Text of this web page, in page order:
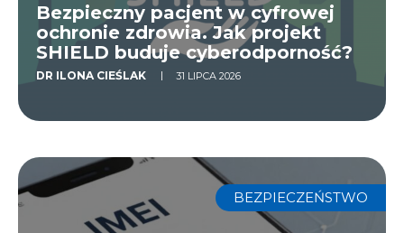
Bezpieczny pacjent w cyfrowej
ochronie zdrowia. Jak projekt
SHIELD buduje cyberodporność?
DR ILONA CIEŚLAK 31 LIPCA 2026
BEZPIECZEŃSTWO